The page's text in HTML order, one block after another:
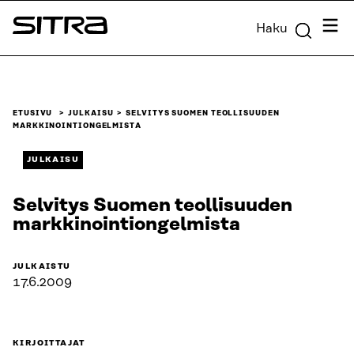
Siirry
suoraan
Sitra Haku
ETUSIVU JULKAISU
SELVITYS SUOMEN TEOLLISUUDEN
MARKKINOINTIONGELMISTA
JULKAISU
Selvitys Suomen teollisuuden
markkinointiongelmista
JULKAISTU
17.6.2009
KIRJOITTAJAT